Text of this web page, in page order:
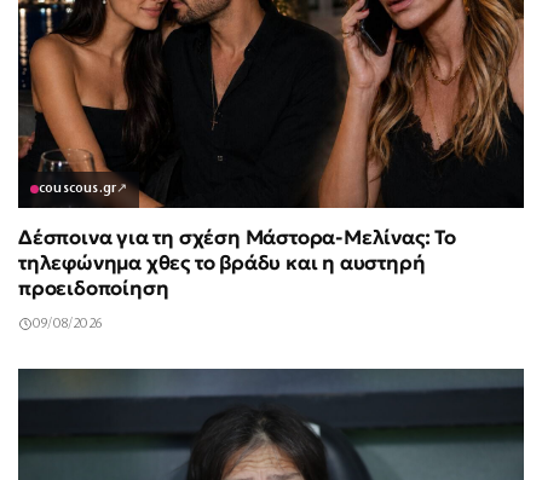
couscous.gr↗
Δέσποινα για τη σχέση Μάστορα-Μελίνας: Το
τηλεφώνημα χθες το βράδυ και η αυστηρή
προειδοποίηση
09/08/2026